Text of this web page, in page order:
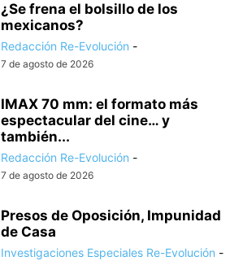
¿Se frena el bolsillo de los
mexicanos?
Redacción Re-Evolución -
7 de agosto de 2026
IMAX 70 mm: el formato más
espectacular del cine… y
también...
Redacción Re-Evolución -
7 de agosto de 2026
Presos de Oposición, Impunidad
de Casa
Investigaciones Especiales Re-Evolución -